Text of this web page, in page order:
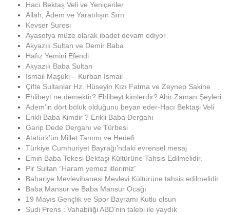
Hacı Bektaş Veli ve Yeniçeriler
Allah, Âdem ve Yaratılışın Sırrı
Kevser Suresi
Ayasofya müze olarak ibadet devam ediyor
Akyazılı Sultan ve Demir Baba
Hafız Yemini Efendi
Akyazılı Baba Sultan
İsmail Maşuki – Kurban İsmail
Çifte Sultanlar Hz. Hüseyin Kızı Fatma ve Zeynep Sakine
Ehlibeyt ne demektir? Ehlibeyt kimlerdir? Ahir Zaman Şeyleri
Adem’in dört bölük olduğunu beyan eder-Hacı Bektaşi Veli
Erikli Baba Kimdir ? Erikli Baba Dergahı
Garip Dede Dergahı ve Türbesi
Atatürk’ün Millet Tanımı ve Hedefi
Türkiye Cumhuriyet Bayrağı’ndaki evrensel mesaj
Emin Baba Tekesi Bektaşi Kültürüne Tahsis Edilmelidir.
Pir Sultan “Haram yemez itlerimiz”
Bahariye Mevlevihanesi Mevlevi Kültürüne tahsis edilmelidir.
Baba Mansur ve Baba Mansur Ocağı
19 Mayıs Gençlik ve Spor Bayramı Kutlu olsun
Sudi Prens : Vahabiliği ABD’nin talebi ile yaydık